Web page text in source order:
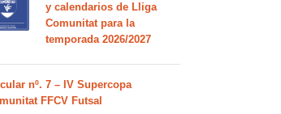
y calendarios de Lliga
Comunitat para la
temporada 2026/2027
nº. 7 – IV Supercopa
FFCV Futsal